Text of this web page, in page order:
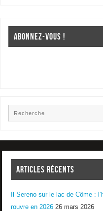
ABONNEZ-VOUS !
ARTICLES RÉCENTS
Il Sereno sur le lac de Côme :
rouvre en 2026 26 mars 2026